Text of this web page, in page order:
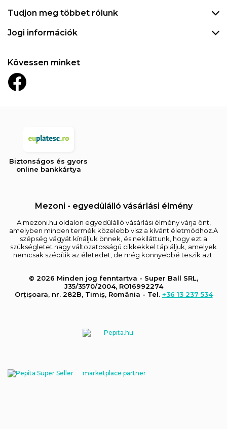
Tudjon meg többet rólunk
Jogi információk
Kövessen minket
Biztonságos és gyors
online bankkártya
Mezoni - egyedülálló vásárlási élmény
A mezoni.hu oldalon egyedülálló vásárlási élmény várja önt,
amelyben minden termék közelebb visz a kívánt életmódhoz.A
szépség vágyát kínáljuk önnek, és nekiláttunk, hogy ezt a
szükségletet nagy változatosságú cikkekkel tápláljuk, amelyek
nemcsak szépítik az életedet, de még könnyebbé teszik azt.
© 2026 Minden jog fenntartva - Super Ball SRL,
J35/3570/2004, RO16992274
Orțișoara, nr. 282B, Timiș, România - Tel. +36 13 237 534
marketplace partner